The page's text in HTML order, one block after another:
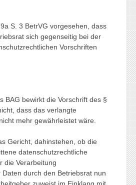
S. 3 BetrVG vorgesehen, dass
sich gegenseitig bei der
Vorschriften
BAG bewirkt die Vorschrift des §
dass das verlangte
mehr gewährleistet wäre.
Gericht, dahinstehen, ob die
datenschutzrechtliche
die Verarbeitung
durch den Betriebsrat nun
zuweist im Einklang mit